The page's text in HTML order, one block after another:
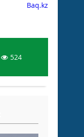
Baq.kz
524